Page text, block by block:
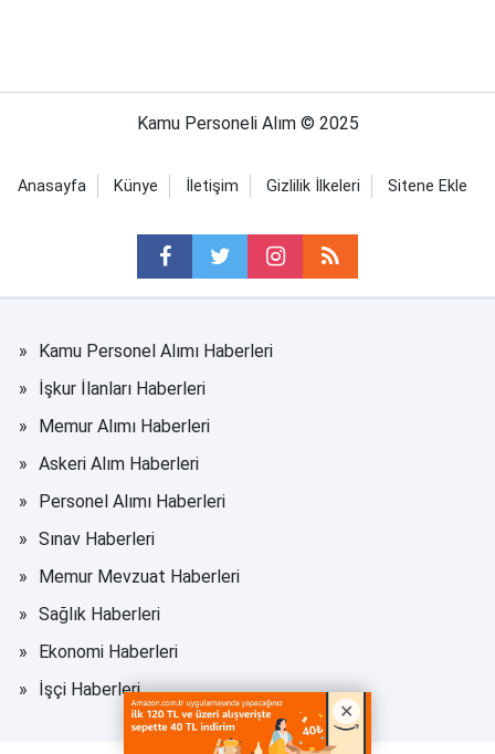
Kamu Personeli Alım © 2025
Anasayfa Künye İletişim Gizlilik İlkeleri Sitene Ekle
Kamu Personel Alımı Haberleri
İşkur İlanları Haberleri
Memur Alımı Haberleri
Askeri Alım Haberleri
Personel Alımı Haberleri
Sınav Haberleri
Memur Mevzuat Haberleri
Sağlık Haberleri
Ekonomi Haberleri
İşçi Haberleri